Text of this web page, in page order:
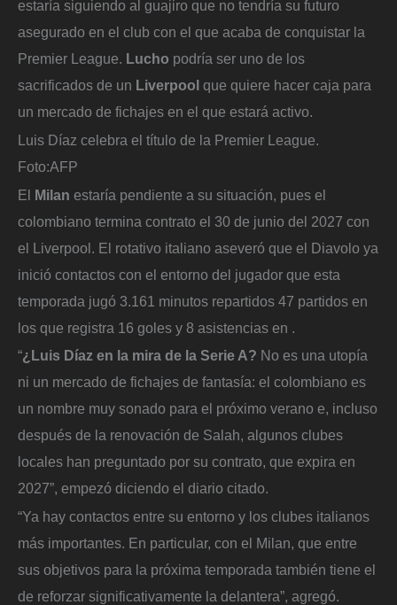
estaría siguiendo al guajiro que no tendría su futuro
asegurado en el club con el que acaba de conquistar la
Premier League. Lucho podría ser uno de los
sacrificados de un Liverpool que quiere hacer caja para
un mercado de fichajes en el que estará activo.
Luis Díaz celebra el título de la Premier League.
Foto:AFP
El Milan estaría pendiente a su situación, pues el
colombiano termina contrato el 30 de junio del 2027 con
el Liverpool. El rotativo italiano aseveró que el Diavolo ya
inició contactos con el entorno del jugador que esta
temporada jugó 3.161 minutos repartidos 47 partidos en
los que registra 16 goles y 8 asistencias en .
“¿Luis Díaz en la mira de la Serie A? No es una utopía
ni un mercado de fichajes de fantasía: el colombiano es
un nombre muy sonado para el próximo verano e, incluso
después de la renovación de Salah, algunos clubes
locales han preguntado por su contrato, que expira en
2027”, empezó diciendo el diario citado.
“Ya hay contactos entre su entorno y los clubes italianos
más importantes. En particular, con el Milan, que entre
sus objetivos para la próxima temporada también tiene el
de reforzar significativamente la delantera”, agregó.